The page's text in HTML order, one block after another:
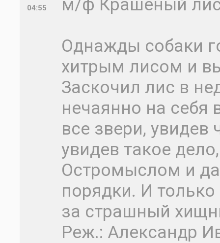
04:55
м/ф Крашеный
Однажды собаки
хитрым лисом и
Заскочил лис в
нечаянно на себя
все звери,
увидев такое
Остромыслом и
порядки. И
за страшный
Реж.: Александр